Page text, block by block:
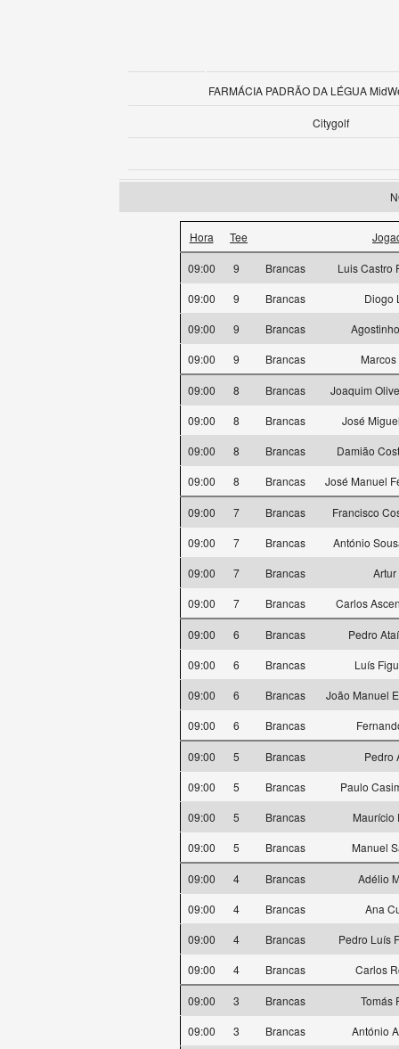
FARMÁCIA PADRÃO DA LÉGUA
Citygolf
Hora Tee
09:00 9 Brancas
Luis Castro
09:00
9 Brancas
Diogo
09:00
9 Brancas
09:00
9 Brancas Marcos
09:00 8 Brancas
Joaquim
09:00
8 Brancas
José
09:00
8 Brancas
Damião
09:00
8 Brancas José Manuel
09:00 7 Brancas
Francisco
09:00
7 Brancas
António
09:00
7 Brancas
Artur
09:00
7 Brancas Carlos
09:00 6 Brancas
Pedro
09:00
6 Brancas
Luís
09:00
6 Brancas
João Manuel
09:00
6 Brancas
09:00 5 Brancas
Pedro
09:00
5 Brancas
Paulo
09:00
5 Brancas
Maurício
09:00
5 Brancas Manuel
09:00 4 Brancas
Adélio
09:00
4 Brancas
Ana
09:00
4 Brancas
Pedro Luís
09:00
4 Brancas Carlos
09:00 3 Brancas
Tomás
09:00
3 Brancas
António